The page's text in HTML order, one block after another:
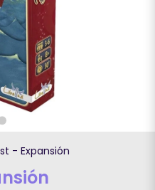
- Expansión